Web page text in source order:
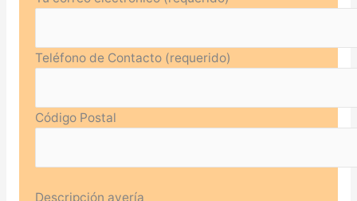
Teléfono de Contacto (requerido)
Código Postal
Descripción avería